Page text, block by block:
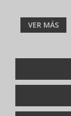
VER MÁS